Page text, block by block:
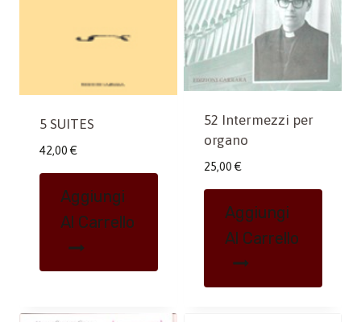
5 SUITES
42,00 €
Aggiungi
Al Carrello
52 Intermezzi per
organo
25,00 €
Aggiungi
Al Carrello